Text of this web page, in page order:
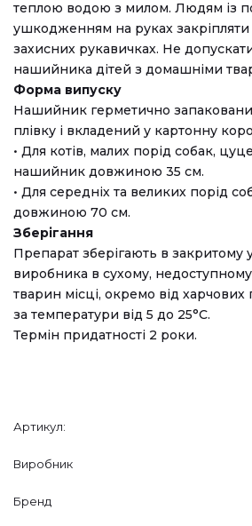
теплою водою з милом. Людям із
ушкодженням на руках
захисних рукавичках. Не
нашийника дітей з домашніми
Форма випуску
Нашийник герметично
плівку і вкладений у картонну
• Для котів, малих порід собак,
нашийник довжиною 35 см.
• Для середніх та великих порід
довжиною 70 см.
Зберігання
Препарат зберігають в закритому
виробника в сухому, недоступному
тварин місці, окремо від харчових
за температури від 5 до 25°C.
Термін придатності 2 роки.
Артикул:
Виробник
Бренд